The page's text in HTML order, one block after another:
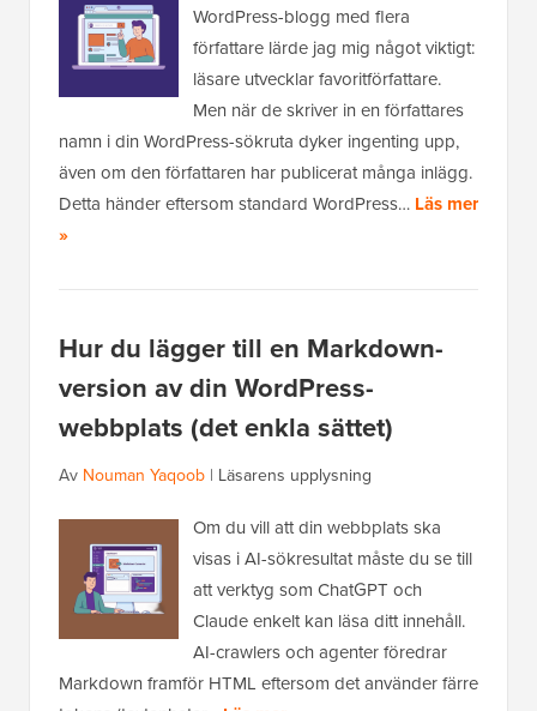
WordPress-blogg med flera
författare lärde jag mig något viktigt:
läsare utvecklar favoritförfattare.
Men när de skriver in en författares
namn i din WordPress-sökruta dyker ingenting upp,
även om den författaren har publicerat många inlägg.
Detta händer eftersom standard WordPress… Läs mer
»
Hur du lägger till en Markdown-
version av din WordPress-
webbplats (det enkla sättet)
Av Nouman Yaqoob | Läsarens upplysning
Om du vill att din webbplats ska
visas i AI-sökresultat måste du se till
att verktyg som ChatGPT och
Claude enkelt kan läsa ditt innehåll.
AI-crawlers och agenter föredrar
Markdown framför HTML eftersom det använder färre